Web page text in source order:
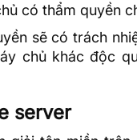
có thẩm quyền
sẽ có trách
chủ khác độc
server